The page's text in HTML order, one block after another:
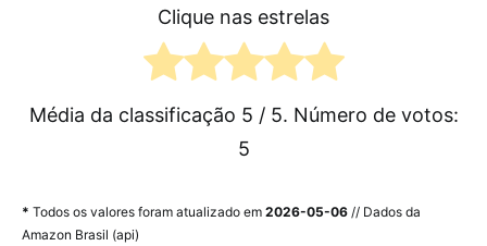
Clique nas estrelas
Média da classificação 5 / 5. Número de votos:
5
* Todos os valores foram atualizado em 2026-05-06 // Dados da
Amazon Brasil (api)